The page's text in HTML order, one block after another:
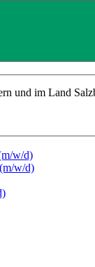
und im Land
w/d)
w/d)